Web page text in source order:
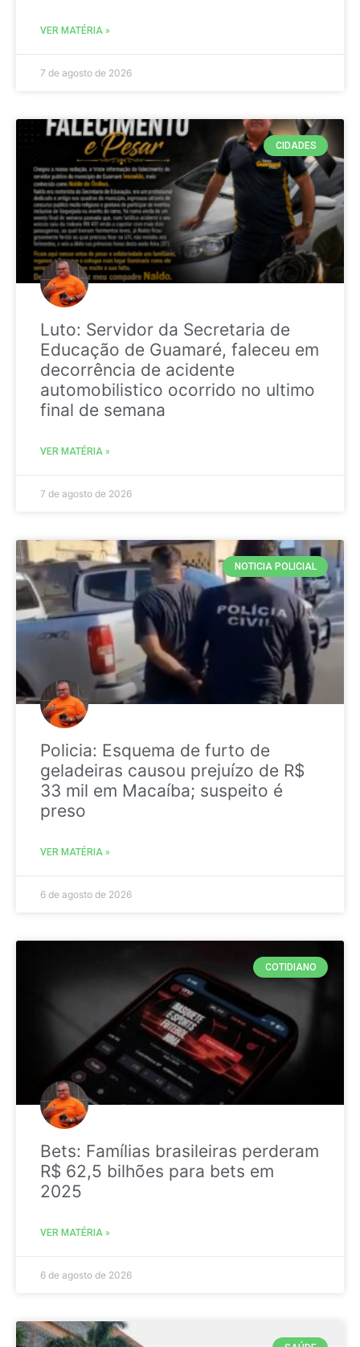
VER MATÉRIA »
7 de agosto de 2026
CIDADES
Luto: Servidor da Secretaria de
Educação de Guamaré, faleceu em
decorrência de acidente
automobilistico ocorrido no ultimo
final de semana
VER MATÉRIA »
7 de agosto de 2026
NOTICIA POLICIAL
Policia: Esquema de furto de
geladeiras causou prejuízo de R$
33 mil em Macaíba; suspeito é
preso
VER MATÉRIA »
6 de agosto de 2026
COTIDIANO
Bets: Famílias brasileiras perderam
R$ 62,5 bilhões para bets em
2025
VER MATÉRIA »
6 de agosto de 2026